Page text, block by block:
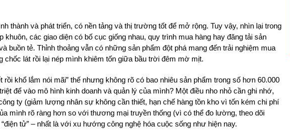
thành và phát triển, có nền tảng và thị trường tốt để mở rộng. Tuy vậy, nhìn lại trong
các giao diện có bố cục giống nhau, quy trình mua hàng hay đăng tải sản
buồn tẻ. Thỉnh thoảng vẫn có những sản phẩm đột phá mang đến trải nghiệm mua
lát rồi lại nép mình khiêm tốn giữa bầu trời đêm mờ mịt.
khổ lắm nói mãi” thế nhưng không rõ có bao nhiêu sản phẩm trong số hơn 60.000
để vào mô hình kinh doanh và quản lý của mình? Một điều nho nhỏ cần ghi nhớ,
ty (giảm lượng nhân sự không cần thiết, hạn chế hàng tồn kho vì tốn kém chi phí
mình rõ ràng hơn so với thương mại truyền thống (vì có thể đo lường, theo dõi
tử” – nhất là với xu hướng công nghệ hóa cuộc sống như hiện nay.